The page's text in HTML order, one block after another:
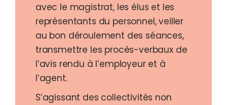
avec le magistrat, les élus et les
représentants du personnel, veiller
au bon déroulement des séances,
transmettre les procès-verbaux de
l’avis rendu à l’employeur et à
l’agent.
S’agissant des collectivités non